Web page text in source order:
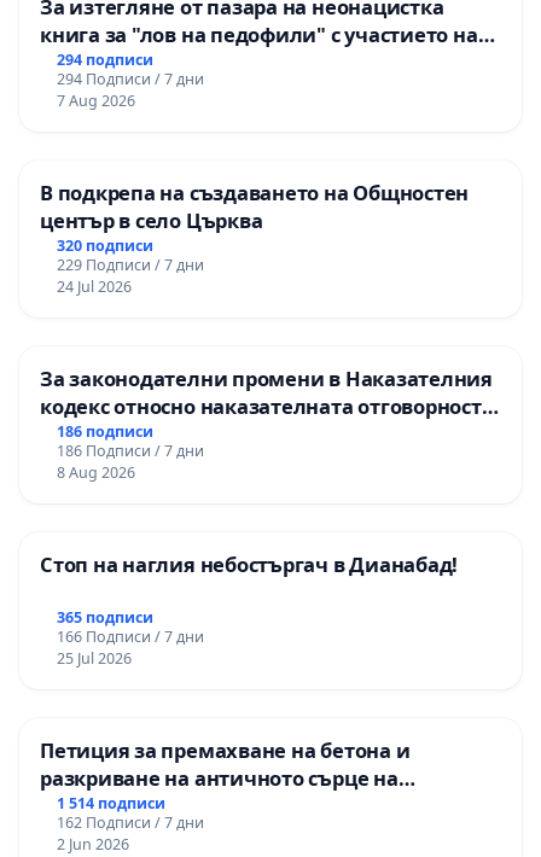
За изтегляне от пазара на неонацистка
книга за "лов на педофили" с участието на
деца
294 подписи
294 Подписи / 7 дни
7 Aug 2026
В подкрепа на създаването на Общностен
център в село Църква
320 подписи
229 Подписи / 7 дни
24 Jul 2026
За законодателни промени в Наказателния
кодекс относно наказателната отговорност
на непълнолетните при особено тежки
умишлени престъпления
186 подписи
186 Подписи / 7 дни
8 Aug 2026
Стоп на наглия небостъргач в Дианабад!
365 подписи
166 Подписи / 7 дни
25 Jul 2026
Петиция за премахване на бетона и
разкриване на античното сърце на
Могиланската могила във Враца
1 514 подписи
162 Подписи / 7 дни
2 Jun 2026